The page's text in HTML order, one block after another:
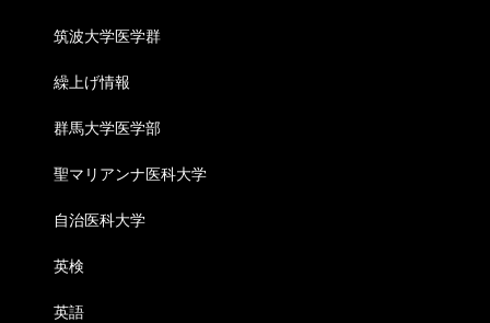
筑波大学医学群
繰上げ情報
群馬大学医学部
聖マリアンナ医科大学
自治医科大学
英検
英語